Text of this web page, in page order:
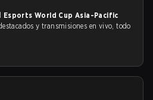
Esports World Cup Asia-Pacific
y transmisiones en vivo, todo